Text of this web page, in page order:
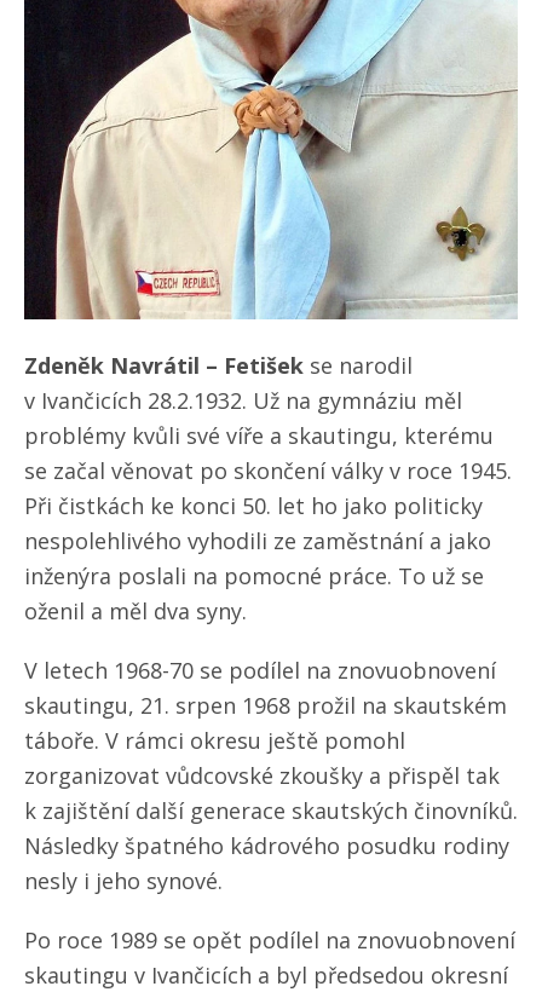
Zdeněk Navrátil – Fetišek se narodil
v Ivančicích 28.2.1932. Už na gymnáziu měl
problémy kvůli své víře a skautingu, kterému
se začal věnovat po skončení války v roce 1945.
Při čistkách ke konci 50. let ho jako politicky
nespolehlivého vyhodili ze zaměstnání a jako
inženýra poslali na pomocné práce. To už se
oženil a měl dva syny.
V letech 1968-70 se podílel na znovuobnovení
skautingu, 21. srpen 1968 prožil na skautském
táboře. V rámci okresu ještě pomohl
zorganizovat vůdcovské zkoušky a přispěl tak
k zajištění další generace skautských činovníků.
Následky špatného kádrového posudku rodiny
nesly i jeho synové.
Po roce 1989 se opět podílel na znovuobnovení
skautingu v Ivančicích a byl předsedou okresní